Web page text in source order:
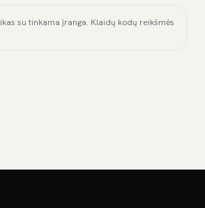
su tinkama įranga. Klaidų kodų reikšmės